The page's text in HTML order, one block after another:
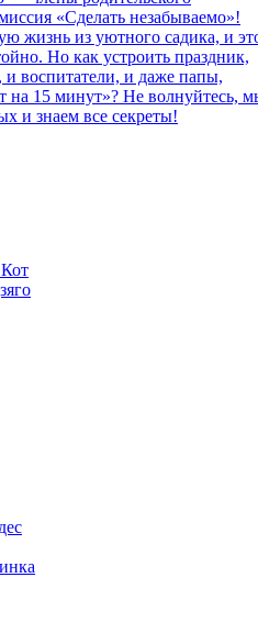
«Сделать незабываемо»!
жизнь из уютного садика, и
Но как устроить праздник,
и воспитатели, и даже папы,
на 15 минут»? Не волнуйтесь,
и знаем все секреты!